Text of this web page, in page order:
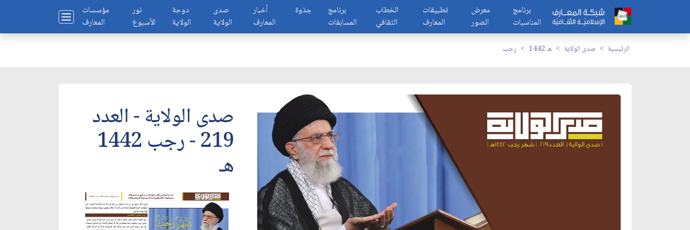
مؤسسات
المعارف
نور
الأسبوع
دوحة
الولاية
صدى
الولاية
أخبار
المعارف
جذوة
برنامج
المسابقات
الخطاب
الثقافي
تطبيقات
المعارف
معرض
الصور
برنامج
المناسبات
الرئيسية صدى الولاية 1442 هـ رجب
صدى الولاية - العدد
219 - رجب 1442
هـ